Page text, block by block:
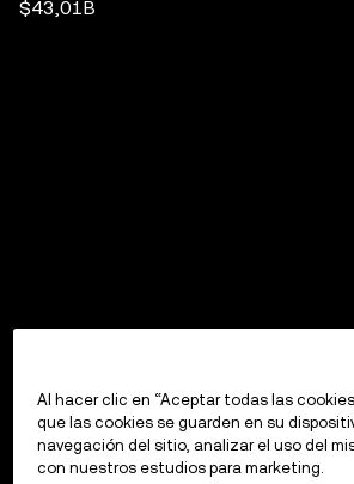
$43,01B
Al hacer clic en “Aceptar todas las
que las cookies se guarden en su
navegación del sitio, analizar el uso del
con nuestros estudios para marketing.